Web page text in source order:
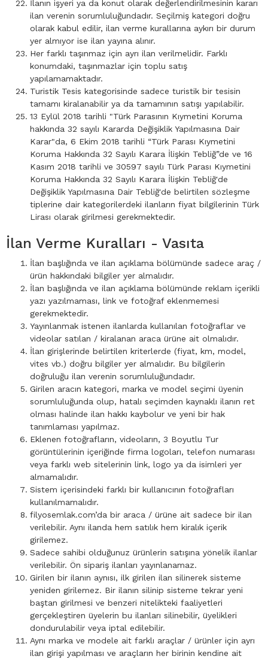
İlanın işyeri ya da konut olarak değerlendirilmesinin kararı
ilan verenin sorumluluğundadır. Seçilmiş kategori doğru
olarak kabul edilir, ilan verme kurallarına aykırı bir durum
yer almıyor ise ilan yayına alınır.
Her farklı taşınmaz için ayrı ilan verilmelidir. Farklı
konumdaki, taşınmazlar için toplu satış
yapılamamaktadır.
Turistik Tesis kategorisinde sadece turistik bir tesisin
tamamı kiralanabilir ya da tamamının satışı yapılabilir.
13 Eylül 2018 tarihli "Türk Parasının Kıymetini Koruma
hakkında 32 sayılı Kararda Değişiklik Yapılmasına Dair
Karar"da, 6 Ekim 2018 tarihli “Türk Parası Kıymetini
Koruma Hakkında 32 Sayılı Karara İlişkin Tebliğ”de ve 16
Kasım 2018 tarihli ve 30597 sayılı Türk Parası Kıymetini
Koruma Hakkında 32 Sayılı Karara İlişkin Tebliğ'de
Değişiklik Yapılmasına Dair Tebliğ'de belirtilen sözleşme
tiplerine dair kategorilerdeki ilanların fiyat bilgilerinin Türk
Lirası olarak girilmesi gerekmektedir.
İlan Verme Kuralları - Vasıta
İlan başlığında ve ilan açıklama bölümünde sadece araç /
ürün hakkındaki bilgiler yer almalıdır.
İlan başlığında ve ilan açıklama bölümünde reklam içerikli
yazı yazılmaması, link ve fotoğraf eklenmemesi
gerekmektedir.
Yayınlanmak istenen ilanlarda kullanılan fotoğraflar ve
videolar satılan / kiralanan araca ürüne ait olmalıdır.
İlan girişlerinde belirtilen kriterlerde (fiyat, km, model,
vites vb.) doğru bilgiler yer almalıdır. Bu bilgilerin
doğruluğu ilan verenin sorumluluğundadır.
Girilen aracın kategori, marka ve model seçimi üyenin
sorumluluğunda olup, hatalı seçimden kaynaklı ilanın ret
olması halinde ilan hakkı kaybolur ve yeni bir hak
tanımlaması yapılmaz.
Eklenen fotoğrafların, videoların, 3 Boyutlu Tur
görüntülerinin içeriğinde firma logoları, telefon numarası
veya farklı web sitelerinin link, logo ya da isimleri yer
almamalıdır.
Sistem içerisindeki farklı bir kullanıcının fotoğrafları
kullanılmamalıdır.
filyosemlak.com’da bir araca / ürüne ait sadece bir ilan
verilebilir. Aynı ilanda hem satılık hem kiralık içerik
girilemez.
Sadece sahibi olduğunuz ürünlerin satışına yönelik ilanlar
verilebilir. Ön sipariş ilanları yayınlanamaz.
Girilen bir ilanın aynısı, ilk girilen ilan silinerek sisteme
yeniden girilemez. Bir ilanın silinip sisteme tekrar yeni
baştan girilmesi ve benzeri nitelikteki faaliyetleri
gerçekleştiren üyelerin bu ilanları silinebilir, üyelikleri
dondurulabilir veya iptal edilebilir.
Aynı marka ve modele ait farklı araçlar / ürünler için ayrı
ilan girişi yapılması ve araçların her birinin kendine ait